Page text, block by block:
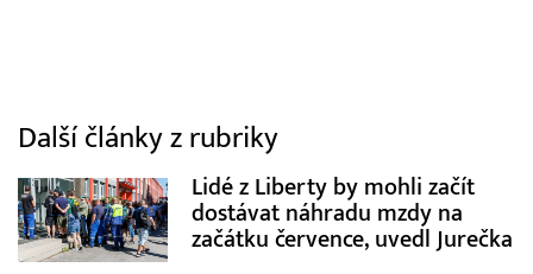
Další články z rubriky
Lidé z Liberty by mohli začít
dostávat náhradu mzdy na
začátku července, uvedl Jurečka